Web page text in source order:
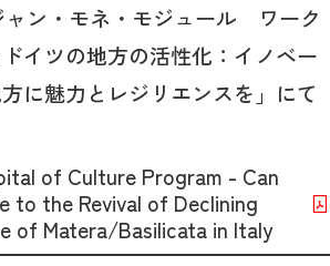
ャン・モネ・モジュール ワーク
イツの地方の活性化：イノベー
に魅力とレジリエンスを」にて
of Culture Program - Can
to the Revival of Declining
of Matera/Basilicata in Italy